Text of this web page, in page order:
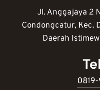
Jl. Anggajaya 2
Condongcatur, Kec.
Daerah